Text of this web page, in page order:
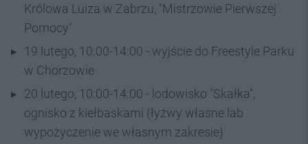
Królowa Luiza w Zabrzu, "Mistrzowie Pierwszej
Pomocy"
19 lutego, 10:00-14:00 - wyjście do Freestyle Parku
w Chorzowie
20 lutego, 10:00-14:00 - lodowisko "Skałka",
ognisko z kiełbaskami (łyżwy własne lab
wypożyczenie we własnym zakresie)